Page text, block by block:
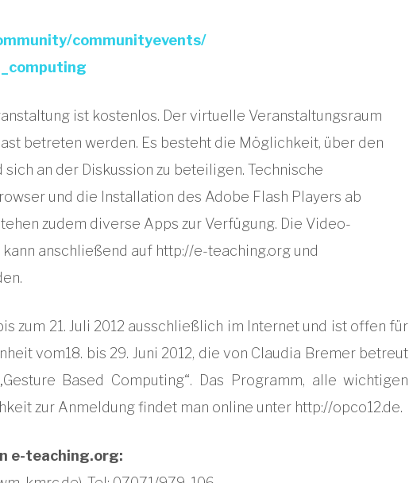
communityevents/
ist kostenlos. Der virtuelle Veranstaltungsraum
betreten werden. Es besteht die Möglichkeit, über den
sich an der Diskussion zu beteiligen. Technische
und die Installation des Adobe Flash Players ab
zudem diverse Apps zur Verfügung. Die Video-
anschließend auf http://e-teaching.org und
zum 21. Juli 2012 ausschließlich im Internet und ist offen für
vom18. bis 29. Juni 2012, die von Claudia Bremer betreut
Based Computing“. Das Programm, alle wichtigen
zur Anmeldung findet man online unter http://opco12.de.
e-teaching.org: